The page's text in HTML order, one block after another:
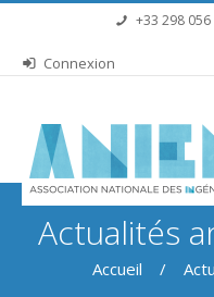
Aller au contenu principal
+33 298 056
Connexion
Actualités
Vous êtes ici
Accueil /